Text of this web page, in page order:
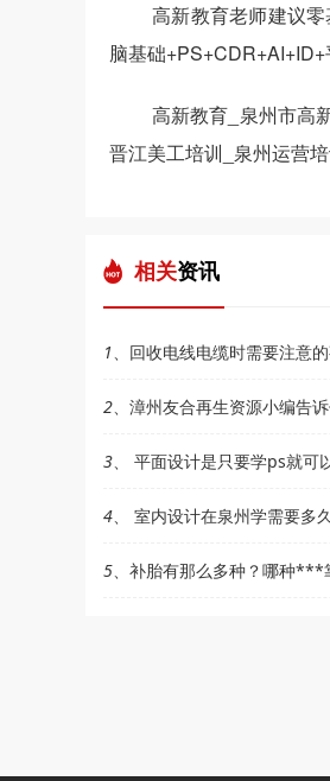
高新教育老师建议
脑基础+PS+CDR+AI+ID+
高新教育_泉州市高
晋江美工培训_泉州运营
相关资讯
1、回收电线电缆时需要注意
2、漳州友合再生资源小编告
3、 平面设计是只要学ps就可
4、 室内设计在泉州学需要多
5、补胎有那么多种？哪种***